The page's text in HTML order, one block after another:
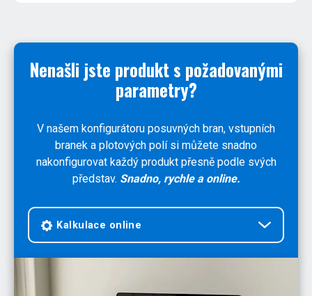
Nenašli jste produkt s požadovanými
parametry?
V našem konfigurátoru posuvných bran, vstupních
branek a plotových polí si můžete snadno
nakonfigurovat každý produkt přesně podle svých
představ. Snadno, rychle a online.
Kalkulace online